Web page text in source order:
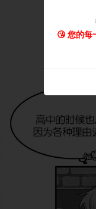
😘 您的每